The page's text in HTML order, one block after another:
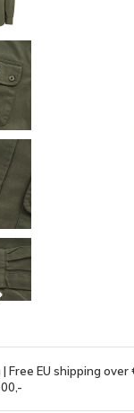
Free EU shipping